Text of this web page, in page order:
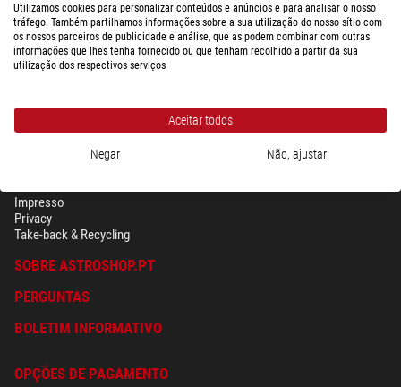
Impresso
Privacy
Take-back & Recycling
SOBRE ASTROSHOP.PT
PERGUNTAS
BOLETIM INFORMATIVO
OPÇÕES DE PAGAMENTO
Utilizamos cookies para personalizar conteúdos e anúncios e para analisar o nosso
tráfego. Também partilhamos informações sobre a sua utilização do nosso sítio com
os nossos parceiros de publicidade e análise, que as podem combinar com outras
informações que lhes tenha fornecido ou que tenham recolhido a partir da sua
utilização dos respectivos serviços
Aceitar todos
Negar Não, ajustar